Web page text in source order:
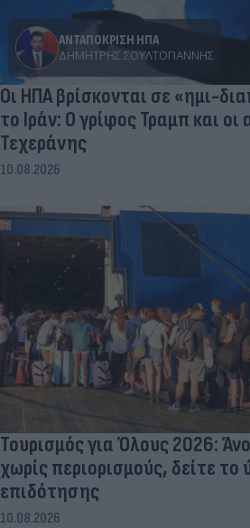
ΑΝΤΑΠΟΚΡΙΣΗ ΗΠΑ
ΔΗΜΉΤΡΗΣ ΣΟΥΛΤΟΓΙΆΝΝΗΣ
Οι ΗΠΑ βρίσκονται σε «ημι-
το Ιράν: Ο γρίφος Τραμπ και
Τεχεράνης
10.08.2026
Τουρισμός για Όλους 2026:
χωρίς περιορισμούς, δείτε
επιδότησης
10.08.2026